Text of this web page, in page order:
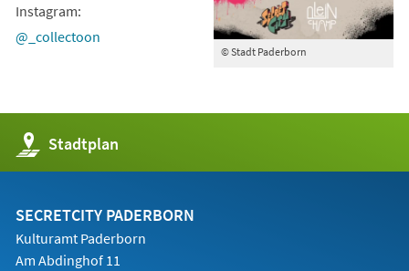
© Stadt Paderborn
neuen
Tab)
Instagram:
@_collectoon
(Öffnet
neuen
Tab)
Stadtplan
(Öffnet
in
einem
Tab)
SECRETCITY PADERBORN
Kulturamt Paderborn
Am Abdinghof 11